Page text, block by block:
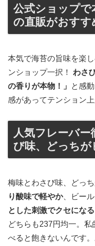
公式ショップで
の直販がおすす
本気で海苔の旨味を楽
ンショップ一択！ わさ
の香りが本物！」
と感
感があってテンション
人気フレーバー
び味、どっちが
梅味とわさび味、どっ
り酸味で軽やか、ビー
とした刺激でクセになる
どちらも237円均一。
べると飽きないんです